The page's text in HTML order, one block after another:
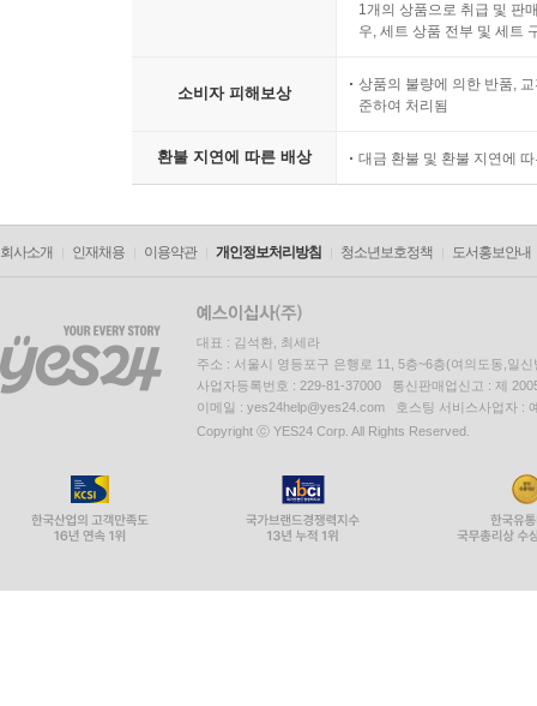
1개의 상품으로 취급 및 판
우, 세트 상품 전부 및 세트
소비자 피해보상
상품의 불량에 의한 반품,
준하여 처리됨
환불 지연에 따른 배상 대금 환불 및 환불 지연에
회사소개 인재채용 이용약관 개인정보처리방침 청소년보호정책 도서홍보안내
대표 : 김석환, 최세라
주소 : 서울시 영등포구 은행로 11, 5층~6층(여의도동,일신
사업자등록번호 : 229-81-37000 통신판매업신고 : 제
이메일 : yes24help@yes24.com 호스팅 서비스사업자 :
Copyright ⓒ YES24 Corp. All Rights Reserved.